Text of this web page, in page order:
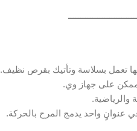
تعمل بسلاسة وتأتيك بقرص نظيف.
ممكن على جهاز وي.
والرياضية.